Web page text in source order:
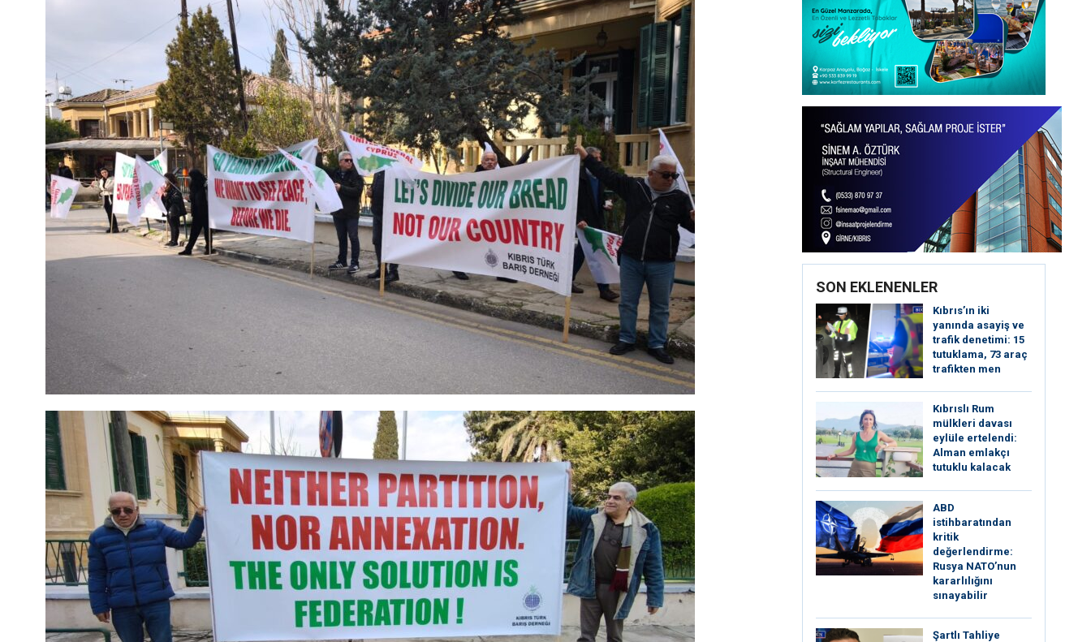
SON EKLENENLER
Kıbrıs’ın iki
yanında asayiş ve
trafik denetimi: 15
tutuklama, 73 araç
trafikten men
Kıbrıslı Rum
mülkleri davası
eylüle ertelendi:
Alman emlakçı
tutuklu kalacak
ABD
istihbaratından
kritik
değerlendirme:
Rusya NATO’nun
kararlılığını
sınayabilir
Şartlı Tahliye